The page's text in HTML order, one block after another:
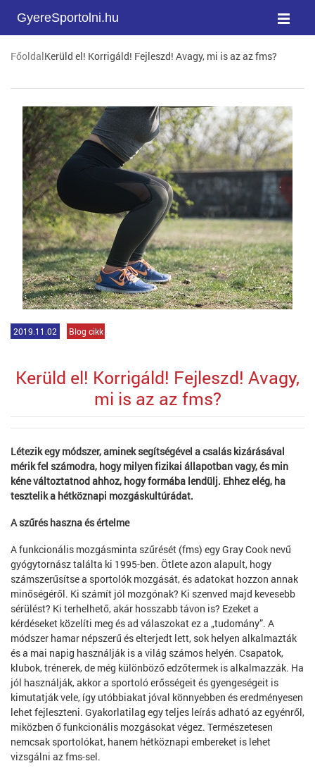
GyereSportolni.hu
FőoldalKerüld el! Korrigáld! Fejleszd! Avagy, mi is az az fms?
2019.11.02 Blog cikk
Kerüld el! Korrigáld! Fejleszd! Avagy,
mi is az az fms?
Létezik egy módszer, aminek segítségével a csalás kizárásával
mérik fel számodra, hogy milyen fizikai állapotban vagy, és min
kéne változtatnod ahhoz, hogy formába lendülj. Ehhez elég, ha
tesztelik a hétköznapi mozgáskultúrádat.
A szűrés haszna és értelme
A funkcionális mozgásminta szűrését (fms) egy Gray Cook nevű
gyógytornász találta ki 1995-ben. Ötlete azon alapult, hogy
számszerűsítse a sportolók mozgását, és adatokat hozzon annak
minőségéről. Ki számít jól mozgónak? Ki szenved majd kevesebb
sérülést? Ki terhelhető, akár hosszabb távon is? Ezeket a
kérdéseket közelíti meg és ad válaszokat ez a „tudomány”. A
módszer hamar népszerű és elterjedt lett, sok helyen alkalmazták
és a mai napig használják is a világ számos helyén. Csapatok,
klubok, trénerek, de még különböző edzőtermek is alkalmazzák. Ha
jól használják, akkor a sportoló erősségeit és gyengeségeit is
kimutatják vele, így utóbbiakat jóval könnyebben és eredményesen
lehet fejleszteni. Gyakorlatilag egy teljes leírás adható az egyénről,
miközben ő funkcionális mozgásokat végez. Természetesen
nemcsak sportolókat, hanem hétköznapi embereket is lehet
vizsgálni az fms-sel.